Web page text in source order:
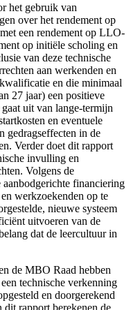
het gebruik van
over het rendement op
een rendement op LLO-
op initiële scholing en
van deze technische
aan werkenden en
en die minimaal
27 jaar) een positieve
uit van lange-termijn
en eventuele
gedragseffecten in de
Verder doet dit rapport
invulling en
Volgens de
financiering
werkzoekenden op te
nieuwe systeem
uitvoeren van de
dat de leercultuur in
de MBO Raad hebben
technische verkenning
en doorgerekend
rapport berekenen de